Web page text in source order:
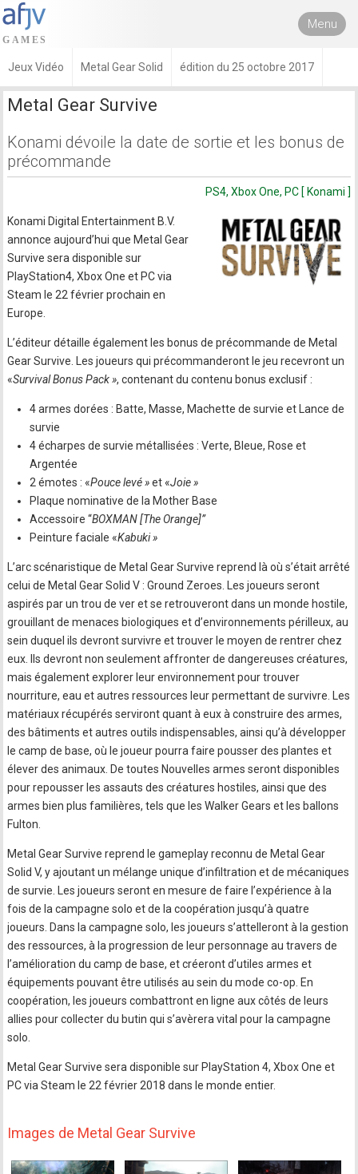
Menu
Jeux Vidéo Metal Gear Solid édition du 25 octobre 2017
Metal Gear Survive
Konami dévoile la date de sortie et les bonus de
précommande
PS4, Xbox One, PC [ Konami ]
Konami Digital Entertainment B.V.
annonce aujourd’hui que Metal Gear
Survive sera disponible sur
PlayStation4, Xbox One et PC via
Steam le 22 février prochain en
Europe.
L’éditeur détaille également les bonus de précommande de Metal
Gear Survive. Les joueurs qui précommanderont le jeu recevront un
«Survival Bonus Pack », contenant du contenu bonus exclusif :
4 armes dorées : Batte, Masse, Machette de survie et Lance de
survie
4 écharpes de survie métallisées : Verte, Bleue, Rose et
Argentée
2 émotes : «Pouce levé »et «Joie »
Plaque nominative de la Mother Base
Accessoire “BOXMAN [The Orange]”
Peinture faciale «Kabuki »
L’arc scénaristique de Metal Gear Survive reprend là où s’était arrêté
celui de Metal Gear Solid V : Ground Zeroes. Les joueurs seront
aspirés par un trou de ver et se retrouveront dans un monde hostile,
grouillant de menaces biologiques et d’environnements périlleux, au
sein duquel ils devront survivre et trouver le moyen de rentrer chez
eux. Ils devront non seulement affronter de dangereuses créatures,
mais également explorer leur environnement pour trouver
nourriture, eau et autres ressources leur permettant de survivre. Les
matériaux récupérés serviront quant à eux à construire des armes,
des bâtiments et autres outils indispensables, ainsi qu’à développer
le camp de base, où le joueur pourra faire pousser des plantes et
élever des animaux. De toutes Nouvelles armes seront disponibles
pour repousser les assauts des créatures hostiles, ainsi que des
armes bien plus familières, tels que les Walker Gears et les ballons
Fulton.
Metal Gear Survive reprend le gameplay reconnu de Metal Gear
Solid V, y ajoutant un mélange unique d’infiltration et de mécaniques
de survie. Les joueurs seront en mesure de faire l’expérience à la
fois de la campagne solo et de la coopération jusqu’à quatre
joueurs. Dans la campagne solo, les joueurs s’attelleront à la gestion
des ressources, à la progression de leur personnage au travers de
l’amélioration du camp de base, et créeront d’utiles armes et
équipements pouvant être utilisés au sein du mode co-op. En
coopération, les joueurs combattront en ligne aux côtés de leurs
allies pour collecter du butin qui s’avèrera vital pour la campagne
solo.
Metal Gear Survive sera disponible sur PlayStation 4, Xbox One et
PC via Steam le 22 février 2018 dans le monde entier.
Images de Metal Gear Survive